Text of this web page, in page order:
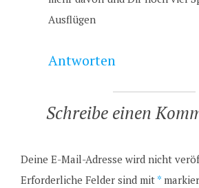
Ausflügen
Antworten
Schreibe einen
Deine E-Mail-Adresse wird nicht
Erforderliche Felder sind mit *